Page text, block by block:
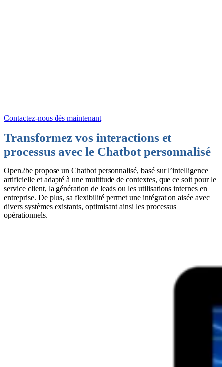
Contactez-nous dès maintenant
Transformez vos interactions et
processus avec le Chatbot personnalisé
Open2be propose un Chatbot personnalisé, basé sur l’intelligence
artificielle et adapté à une multitude de contextes, que ce soit pour le
service client, la génération de leads ou les utilisations internes en
entreprise. De plus, sa flexibilité permet une intégration aisée avec
divers systèmes existants, optimisant ainsi les processus
opérationnels.